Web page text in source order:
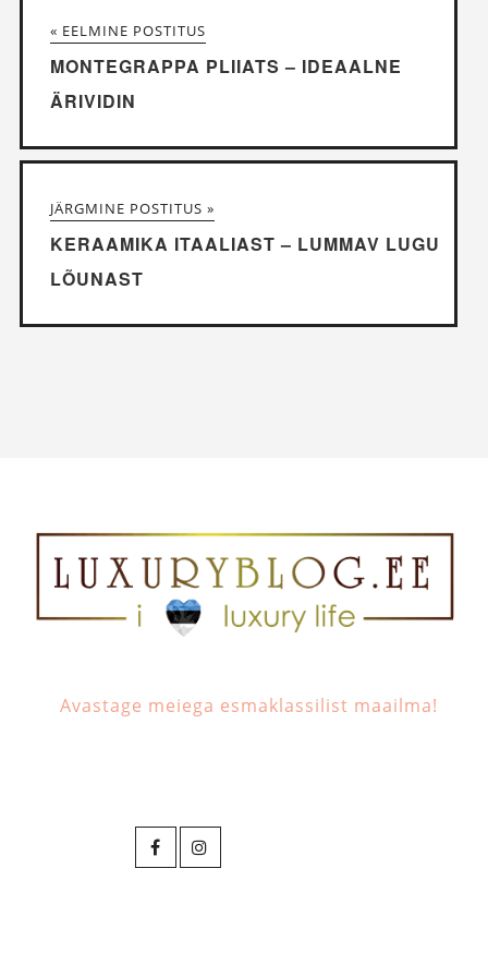
« EELMINE POSTITUS
MONTEGRAPPA PLIIATS – IDEAALNE
ÄRIVIDIN
JÄRGMINE POSTITUS »
KERAAMIKA ITAALIAST – LUMMAV LUGU
LÕUNAST
Avastage meiega esmaklassilist maailma!